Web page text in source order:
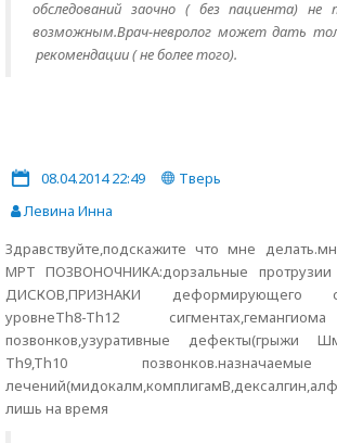
обследований заочно ( без пациента) не
возможным.Врач-невролог может дать
рекомендации ( не более того).
08.04.2014 22:49
Тверь
Левина Инна
Здравствуйте,подскажите что мне
МРТ ПОЗВОНОЧНИКА:дорзальные протрузии
ДИСКОВ,ПРИЗНАКИ деформирующего
уровнеTh8-Th12
позвонков,узуративные дефекты(грыжи
Th9,Th10
лишь на время